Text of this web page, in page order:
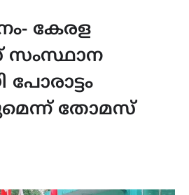
കേരള
പോരാട്ടം
തോമസ്